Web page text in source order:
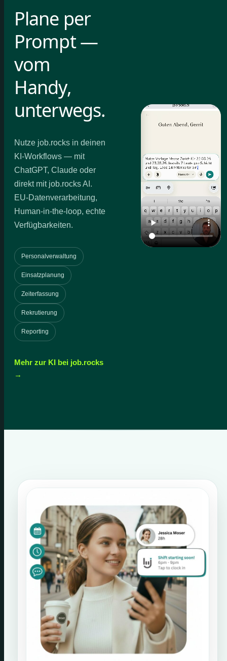
Plane per
Prompt —
vom
Handy,
unterwegs.
Nutze job.rocks in deinen
KI-Workflows — mit
ChatGPT, Claude oder
direkt mit job.rocks AI.
EU-Datenverarbeitung,
Human-in-the-loop, echte
Verfügbarkeiten.
Personalverwaltung
Einsatzplanung
Zeiterfassung
Rekrutierung
Reporting
Mehr zur KI bei job.rocks
→